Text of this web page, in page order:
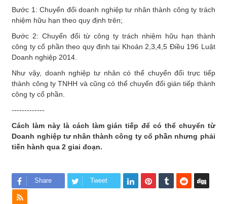
Bước 1: Chuyển đổi doanh nghiệp tư nhân thành công ty trách
nhiệm hữu hạn theo quy định trên;
Bước 2: Chuyển đổi từ công ty trách nhiệm hữu hạn thành
công ty cổ phần theo quy định tại Khoản 2,3,4,5 Điều 196 Luật
Doanh nghiệp 2014.
Như vậy, doanh nghiệp tư nhân có thể chuyển đổi trực tiếp
thành công ty TNHH và cũng có thể chuyển đổi gián tiếp thành
công ty cổ phần.
-------------
Cách làm này là cách làm gián tiếp để có thể chuyển từ
Doanh nghiệp tư nhân thành công ty cổ phần nhưng phải
tiến hành qua 2 giai đoạn.
Share Tweet